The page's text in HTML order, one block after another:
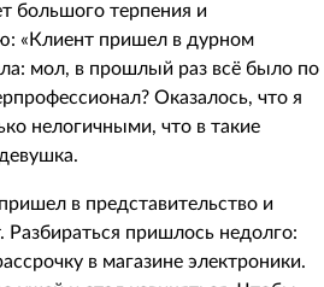
большого терпения и
«Клиент пришел в дурном
мол, в прошлый раз всё было по
Оказалось, что я
нелогичными, что в такие
в представительство и
Разбираться пришлось недолго:
в магазине электроники.